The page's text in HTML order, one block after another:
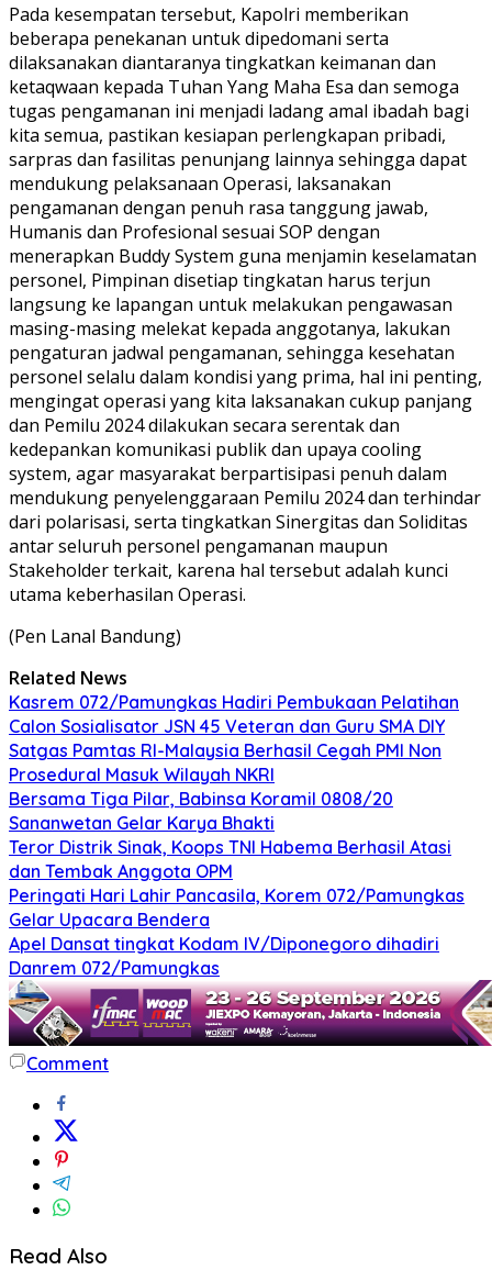
Pada kesempatan tersebut, Kapolri memberikan
beberapa penekanan untuk dipedomani serta
dilaksanakan diantaranya tingkatkan keimanan dan
ketaqwaan kepada Tuhan Yang Maha Esa dan semoga
tugas pengamanan ini menjadi ladang amal ibadah bagi
kita semua, pastikan kesiapan perlengkapan pribadi,
sarpras dan fasilitas penunjang lainnya sehingga dapat
mendukung pelaksanaan Operasi, laksanakan
pengamanan dengan penuh rasa tanggung jawab,
Humanis dan Profesional sesuai SOP dengan
menerapkan Buddy System guna menjamin keselamatan
personel, Pimpinan disetiap tingkatan harus terjun
langsung ke lapangan untuk melakukan pengawasan
masing-masing melekat kepada anggotanya, lakukan
pengaturan jadwal pengamanan, sehingga kesehatan
personel selalu dalam kondisi yang prima, hal ini penting,
mengingat operasi yang kita laksanakan cukup panjang
dan Pemilu 2024 dilakukan secara serentak dan
kedepankan komunikasi publik dan upaya cooling
system, agar masyarakat berpartisipasi penuh dalam
mendukung penyelenggaraan Pemilu 2024 dan terhindar
dari polarisasi, serta tingkatkan Sinergitas dan Soliditas
antar seluruh personel pengamanan maupun
Stakeholder terkait, karena hal tersebut adalah kunci
utama keberhasilan Operasi.
(Pen Lanal Bandung)
Related News
Kasrem 072/Pamungkas Hadiri Pembukaan Pelatihan
Calon Sosialisator JSN 45 Veteran dan Guru SMA DIY
Satgas Pamtas RI-Malaysia Berhasil Cegah PMI Non
Prosedural Masuk Wilayah NKRI
Bersama Tiga Pilar, Babinsa Koramil 0808/20
Sananwetan Gelar Karya Bhakti
Teror Distrik Sinak, Koops TNI Habema Berhasil Atasi
dan Tembak Anggota OPM
Peringati Hari Lahir Pancasila, Korem 072/Pamungkas
Gelar Upacara Bendera
Apel Dansat tingkat Kodam lV/Diponegoro dihadiri
Danrem 072/Pamungkas
Comment
Read Also